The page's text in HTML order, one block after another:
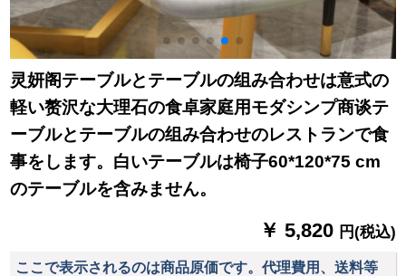
灵妍阁テーブルとテーブルの组み合わせは意式の
軽い赘沢な大理石の食卓家庭用モダシンプ商谈テ
ーブルとテーブルの组み合わせのレストランで食
事をします。白いテーブルは椅子60*120*75 cm
のテーブルを含みません。
￥ 5,820 円(税込)
ここで表示されるのは商品原価です。代理費用、送料等